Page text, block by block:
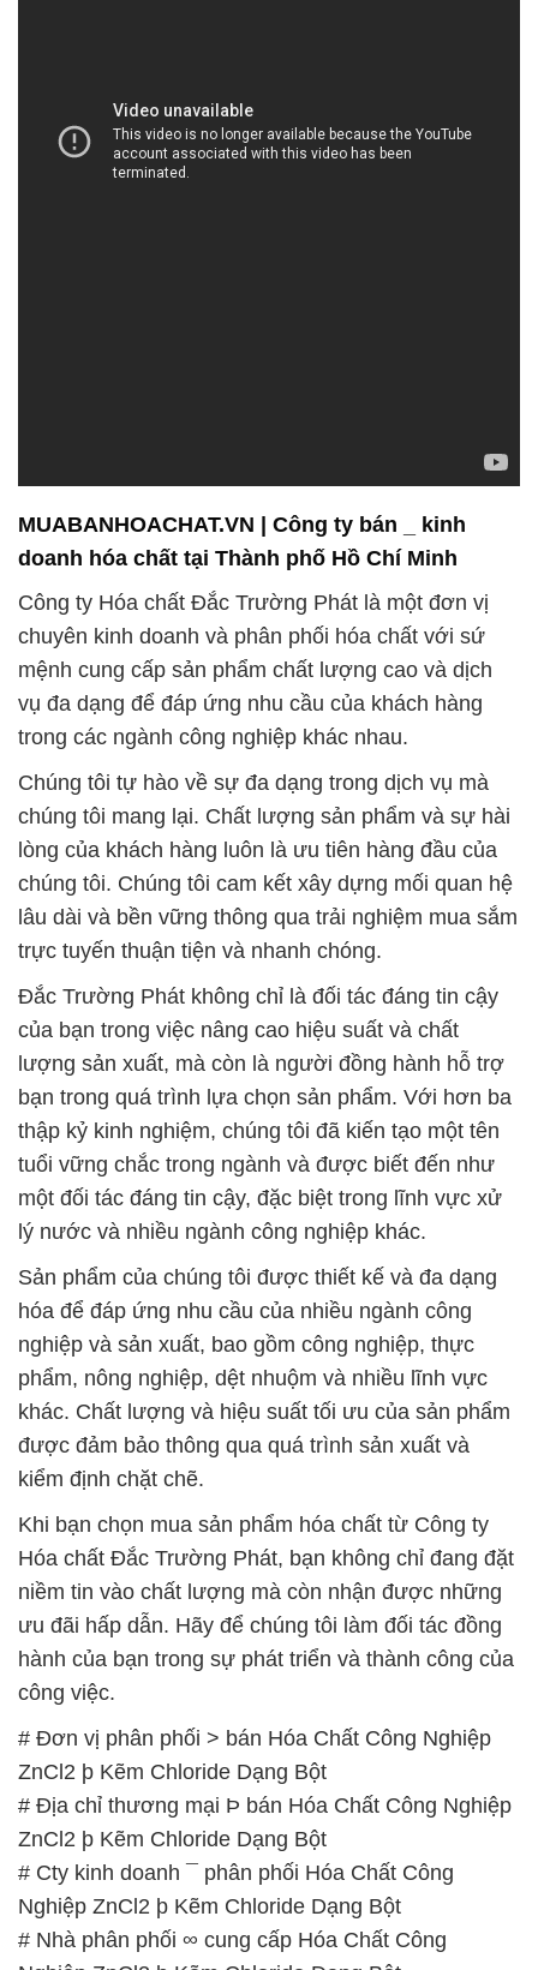
MUABANHOACHAT.VN | Công ty bán _ kinh
doanh hóa chất tại Thành phố Hồ Chí Minh
Công ty Hóa chất Đắc Trường Phát là một đơn vị
chuyên kinh doanh và phân phối hóa chất với sứ
mệnh cung cấp sản phẩm chất lượng cao và dịch
vụ đa dạng để đáp ứng nhu cầu của khách hàng
trong các ngành công nghiệp khác nhau.
Chúng tôi tự hào về sự đa dạng trong dịch vụ mà
chúng tôi mang lại. Chất lượng sản phẩm và sự hài
lòng của khách hàng luôn là ưu tiên hàng đầu của
chúng tôi. Chúng tôi cam kết xây dựng mối quan hệ
lâu dài và bền vững thông qua trải nghiệm mua sắm
trực tuyến thuận tiện và nhanh chóng.
Đắc Trường Phát không chỉ là đối tác đáng tin cậy
của bạn trong việc nâng cao hiệu suất và chất
lượng sản xuất, mà còn là người đồng hành hỗ trợ
bạn trong quá trình lựa chọn sản phẩm. Với hơn ba
thập kỷ kinh nghiệm, chúng tôi đã kiến tạo một tên
tuổi vững chắc trong ngành và được biết đến như
một đối tác đáng tin cậy, đặc biệt trong lĩnh vực xử
lý nước và nhiều ngành công nghiệp khác.
Sản phẩm của chúng tôi được thiết kế và đa dạng
hóa để đáp ứng nhu cầu của nhiều ngành công
nghiệp và sản xuất, bao gồm công nghiệp, thực
phẩm, nông nghiệp, dệt nhuộm và nhiều lĩnh vực
khác. Chất lượng và hiệu suất tối ưu của sản phẩm
được đảm bảo thông qua quá trình sản xuất và
kiểm định chặt chẽ.
Khi bạn chọn mua sản phẩm hóa chất từ Công ty
Hóa chất Đắc Trường Phát, bạn không chỉ đang đặt
niềm tin vào chất lượng mà còn nhận được những
ưu đãi hấp dẫn. Hãy để chúng tôi làm đối tác đồng
hành của bạn trong sự phát triển và thành công của
công việc.
# Đơn vị phân phối > bán Hóa Chất Công Nghiệp
ZnCl2 þ Kẽm Chloride Dạng Bột
# Địa chỉ thương mại Þ bán Hóa Chất Công Nghiệp
ZnCl2 þ Kẽm Chloride Dạng Bột
# Cty kinh doanh ¯ phân phối Hóa Chất Công
Nghiệp ZnCl2 þ Kẽm Chloride Dạng Bột
# Nhà phân phối ∞ cung cấp Hóa Chất Công